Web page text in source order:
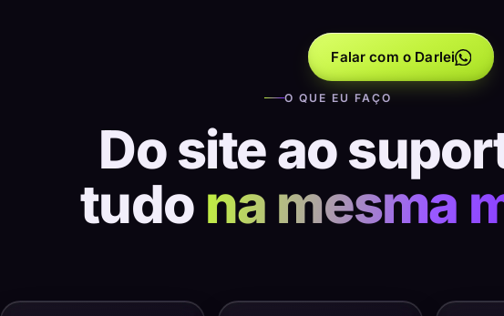
Falar com o Darlei
O QUE EU FAÇO
Do site ao
tudo na mesma